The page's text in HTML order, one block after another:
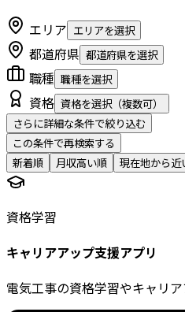
エリア エリアを選択
都道府県 都道府県を選択
職種 職種を選択
資格 資格を選択（複数可）
さらに詳細な条件で絞り込む
この条件で再検索する
新着順
月収高い順 現在地から近
資格学習
キャリアアップ支援アプリ
電気工事の資格学習やキャリア